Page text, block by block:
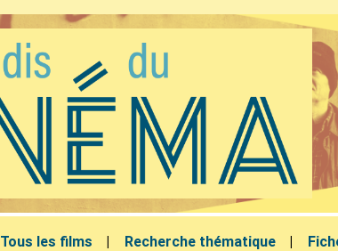
Tous les films Recherche thématique